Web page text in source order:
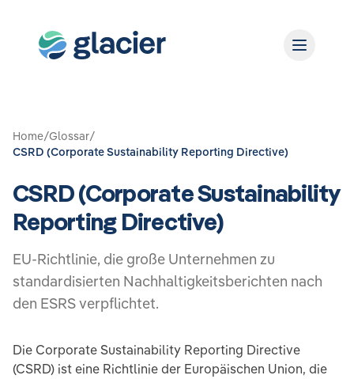
Home/Glossar/
CSRD (Corporate Sustainability Reporting Directive)
CSRD (Corporate Sustainability
Reporting Directive)
EU-Richtlinie, die große Unternehmen zu
standardisierten Nachhaltigkeitsberichten nach
den ESRS verpflichtet.
Die Corporate Sustainability Reporting Directive
(CSRD) ist eine Richtlinie der Europäischen Union, die